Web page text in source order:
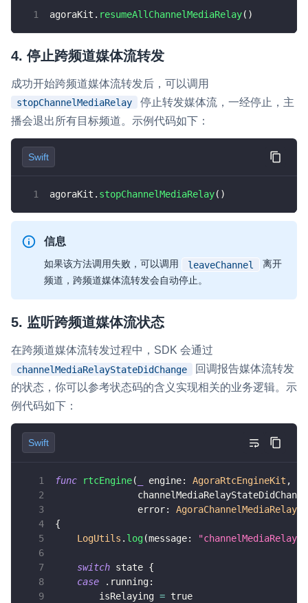
agoraKit . resumeAllChannelMediaRelay( )
4. 停止跨频道媒体流转发
成功开始跨频道媒体流转发后，可以调用
stopChannelMediaRelay
停止转发媒体流，一经停止，主
播会退出所有目标频道。示例代码如下：
Swift
agoraKit . stopChannelMediaRelay( )
信息
如果该方法调用失败，可以调用 leaveChannel
离开
频道，跨频道媒体流转发会自动停止。
5. 监听跨频道媒体流状态
在跨频道媒体流转发过程中，SDK 会通过
channelMediaRelayStateDidChange
回调报告媒体流转发
的状态，你可以参考状态码的含义实现相关的业务逻辑。示
例代码如下：
Swift
func rtcEngine( engine: AgoraRtcEngineKit ,
               error
:
{
LogUtils . log(message:
switch state {
case
. running:
        isRelaying
= true